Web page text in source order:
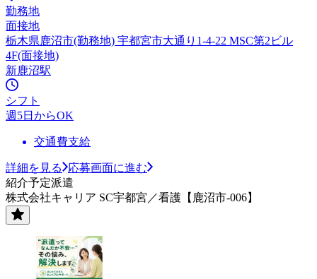
勤務地
面接地
栃木県鹿沼市(勤務地) 宇都宮市大通り1-4-22 MSC第2ビル
4F(面接地)
新鹿沼駅
シフト
週5日からOK
交通費支給
詳細を見る
応募画面に進む
紹介予定派遣
株式会社キャリア SC宇都宮／看護【鹿沼市-006】